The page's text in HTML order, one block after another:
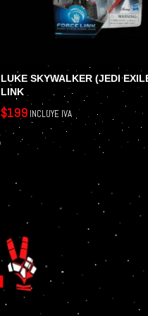
LUKE SKYWALKER (JEDI
LINK
$199 INCLUYE IVA
LEER MÁS